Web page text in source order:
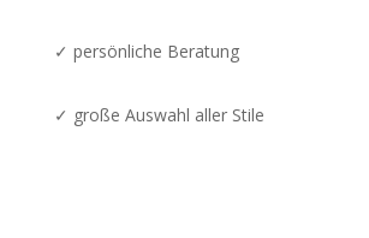
✓ persönliche Beratung
✓ große Auswahl aller Stile